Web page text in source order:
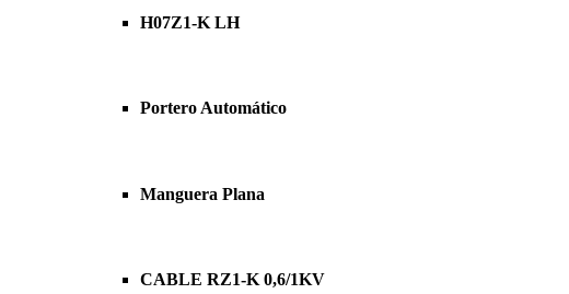
H07Z1-K LH
Portero Automático
Manguera Plana
CABLE RZ1-K 0,6/1KV